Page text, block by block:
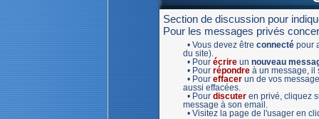
Section de discussion pour
Pour les messages privés
• Vous devez être connectépour
du site).
• Pour écrireun nouveau
• Pour répondreà un message, il
• Pour effacerun de vos
aussi effacées.
• Pour discuteren privé, cliquez
message à son email.
• Visitez la page de l'usager en